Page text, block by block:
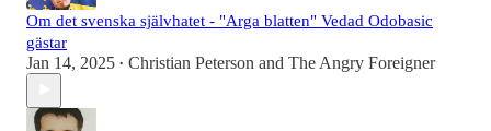
Om det svenska självhatet - "Arga blatten" Vedad Odobasic
gästar
Jan 14, 2025 • Christian Peterson and The Angry Foreigner